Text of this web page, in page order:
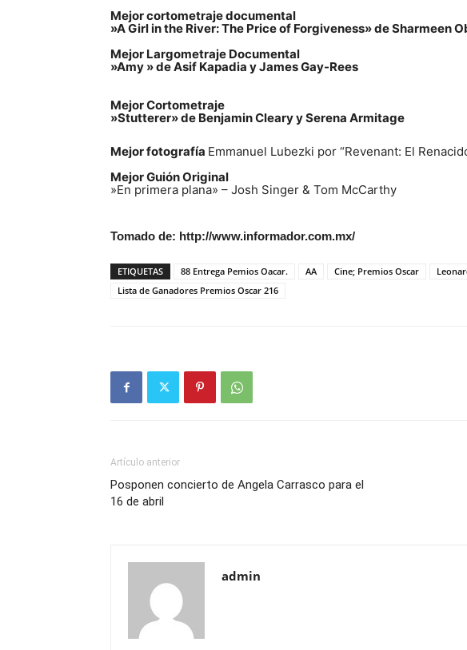
Mejor cortometraje documental
»A Girl in the River: The Price of Forgiveness»de Sharmeen
Mejor Largometraje Documental
»Amy »de Asif Kapadia y James Gay-Rees
Mejor Cortometraje
»Stutterer» de Benjamin Cleary y Serena Armitage
Mejor fotografía Emmanuel Lubezki por “Revenant: El
Mejor Guión Original
»En primera plana» – Josh Singer & Tom McCarthy
Tomado de: http://www.informador.com.mx/
ETIQUETAS 88 Entrega Pemios Oacar. AA Cine; Premios Oscar
Lista de Ganadores Premios Oscar 216
Artículo anterior
Posponen concierto de Angela Carrasco para el
16 de abril
admin